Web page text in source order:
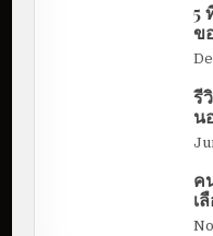
5
ข
รี
น
ค
เ